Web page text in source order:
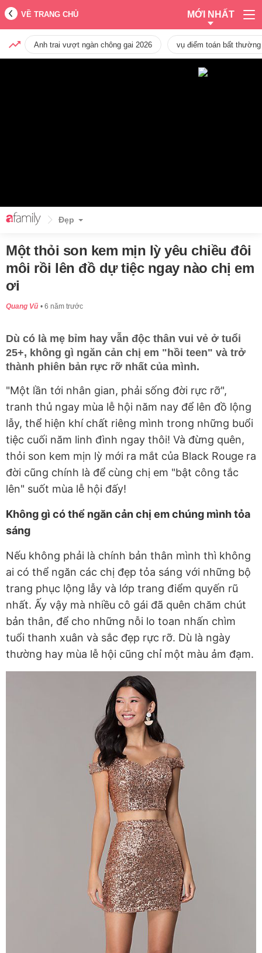
VỀ TRANG CHỦ MỚI NHẤT
Anh trai vượt ngàn chông gai 2026 vụ điểm toán bất
Đẹp
Một thỏi son kem mịn lỳ yêu chiều đôi
môi rồi lên đồ dự tiệc ngay nào chị em
ơi
Quang Vũ 6 năm trước
Dù có là mẹ bỉm hay vẫn độc thân vui vẻ ở tuổi
25+, không gì ngăn cản chị em "hồi teen" và trở
thành phiên bản rực rỡ nhất của mình.
"Một lần tới nhân gian, phải sống đời rực rỡ",
tranh thủ ngay mùa lễ hội năm nay để lên đồ lộng
lẫy, thể hiện khí chất riêng mình trong những buổi
tiệc cuối năm linh đình ngay thôi! Và đừng quên,
thỏi son kem mịn lỳ mới ra mắt của Black Rouge ra
đời cũng chính là để cùng chị em "bật công tắc
lên" suốt mùa lễ hội đấy!
Không gì có thể ngăn cản chị em chúng mình tỏa
sáng
Nếu không phải là chính bản thân mình thì không
ai có thể ngăn các chị đẹp tỏa sáng với những bộ
trang phục lộng lẫy và lớp trang điểm quyến rũ
nhất. Ấy vậy mà nhiều cô gái đã quên chăm chút
bản thân, để cho những nỗi lo toan nhấn chìm
tuổi thanh xuân và sắc đẹp rực rỡ. Dù là ngày
thường hay mùa lễ hội cũng chỉ một màu ảm đạm.